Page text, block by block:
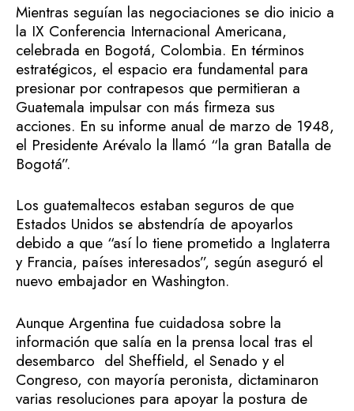
Mientras seguían las negociaciones se dio inicio a
la IX Conferencia Internacional Americana,
celebrada en Bogotá, Colombia. En términos
estratégicos, el espacio era fundamental para
presionar por contrapesos que permitieran a
Guatemala impulsar con más firmeza sus
acciones. En su informe anual de marzo de 1948,
el Presidente Arévalo la llamó “la gran Batalla de
Bogotá”.
Los guatemaltecos estaban seguros de que
Estados Unidos se abstendría de apoyarlos
debido a que “así lo tiene prometido a Inglaterra
y Francia, países interesados”, según aseguró el
nuevo embajador en Washington.
Aunque Argentina fue cuidadosa sobre la
información que salía en la prensa local tras el
desembarco del Sheffield, el Senado y el
Congreso, con mayoría peronista, dictaminaron
varias resoluciones para apoyar la postura de